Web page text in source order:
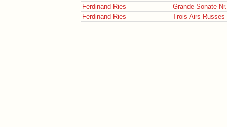
Ferdinand Ries
Grande Sonate
Ferdinand Ries
Trois Airs Russes